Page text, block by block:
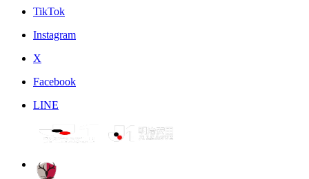
TikTok
Instagram
X
Facebook
LINE